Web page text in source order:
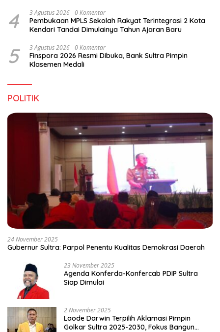
4 3 Agustus 2026 0 Komentar
Pembukaan MPLS Sekolah Rakyat Terintegrasi 2 Kota
Kendari Tandai Dimulainya Tahun Ajaran Baru
5 3 Agustus 2026 0 Komentar
Finspora 2026 Resmi Dibuka, Bank Sultra Pimpin
Klasemen Medali
POLITIK
24 November 2025
Gubernur Sultra: Parpol Penentu Kualitas Demokrasi Daerah
23 November 2025
Agenda Konferda-Konfercab PDIP Sultra
Siap Dimulai
2 November 2025
Laode Darwin Terpilih Aklamasi Pimpin
Golkar Sultra 2025-2030, Fokus Bangun